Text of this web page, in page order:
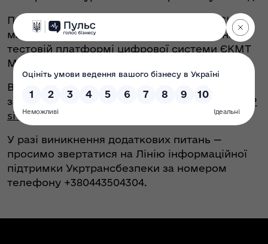
Протягом 2025 року власники дозволів ЄКМТ
мають можливість здійснювати роботу на
тестовій платформі цифрової системи ЄКМТ
МТФ.
Відео роботи з системою можна переглянути
за покликанням
https://youtu.be/oea-fxsbk3g?
si=if4P_ErhkaQc_nPM
У разі виникнення додаткових питань —
просимо звертатися на Лінію інформаційної
підтримки Укртрансбезпеки за номером
телефону +380443504304.